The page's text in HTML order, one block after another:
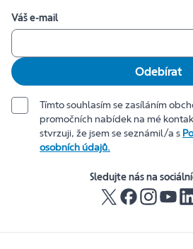
Váš e-mail
Odebírat
Tímto souhlasím se zasíláním
promočních nabídek na mé
stvrzuji, že jsem se seznámil/a s
osobních údajů.
Sledujte nás na